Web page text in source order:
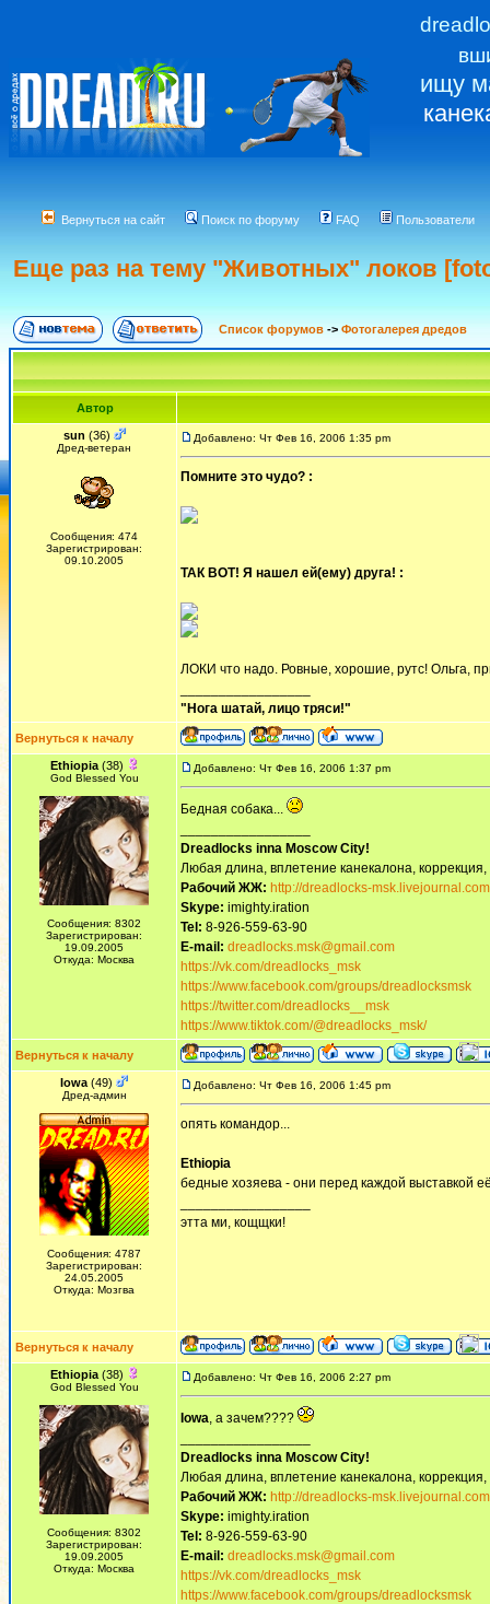
ищу
Вернуться на сайт Поиск по форуму FAQ Пользователи
Еще раз на тему "Животных" локов
Список форумов -> Фотогалерея дредов
Автор
sun (36)
Дред-ветеран
Сообщения: 474
Зарегистрирован:
09.10.2005
Добавлено: Чт Фев 16, 2006 1:35 pm
Помните это чудо? :
ТАК ВОТ! Я нашел ей(ему) друга! :
ЛОКИ что надо. Ровные, хорошие, рутс! Ольга,
"Нога шатай, лицо тряси!"
Вернуться к началу
Ethiopia(38)
God Blessed You
Сообщения: 8302
Зарегистрирован:
19.09.2005
Откуда: Москва
Добавлено: Чт Фев 16, 2006 1:37 pm
Бедная собака...
Dreadlocks inna Moscow Сity!
Любая длина, вплетение канекалона,
Рабочий ЖЖ: http://dreadlocks-
Skype: imighty.iration
Tel: 8-926-559-63-90
E-mail: dreadlocks.msk@gmail.com
https://vk.com/dreadlocks_msk
https://www.facebook.com/groups/dreadlocksmsk
https://twitter.com/dreadlocks__msk
https://www.tiktok.com/@dreadlocks_msk/
Вернуться к началу
Iowa (49)
Дред-админ
Сообщения: 4787
Зарегистрирован:
24.05.2005
Откуда: Мозгва
Добавлено: Чт Фев 16, 2006 1:45 pm
опять командор...
Ethiopia
бедные хозяева - они перед каждой выставкой
этта ми, кощщки!
Вернуться к началу
Ethiopia(38)
God Blessed You
Сообщения: 8302
Зарегистрирован:
19.09.2005
Откуда: Москва
Добавлено: Чт Фев 16, 2006 2:27 pm
Iowa, а зачем????
Dreadlocks inna Moscow Сity!
Любая длина, вплетение канекалона,
Рабочий ЖЖ: http://dreadlocks-
Skype: imighty.iration
Tel: 8-926-559-63-90
E-mail: dreadlocks.msk@gmail.com
https://vk.com/dreadlocks_msk
https://www.facebook.com/groups/dreadlocksmsk